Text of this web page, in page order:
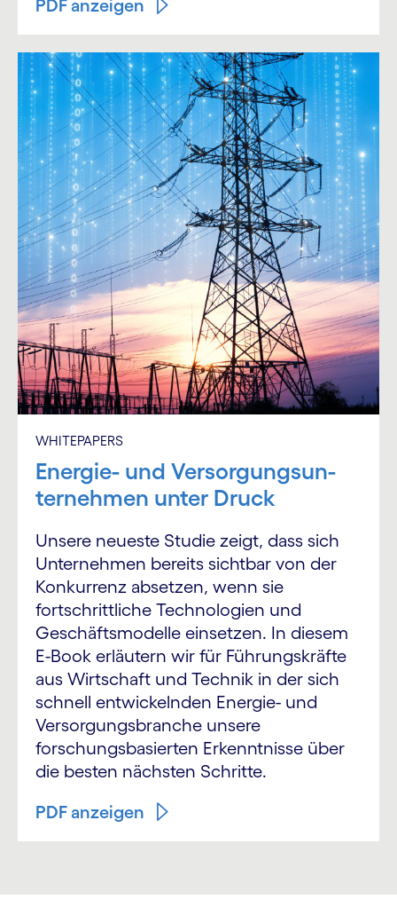
PDF anzeigen
WHITEPAPERS
Energie- und Ver­sor­gungs­un­
ter­neh­men unter Druck
Unsere neueste Studie zeigt, dass sich
Unternehmen bereits sichtbar von der
Konkurrenz absetzen, wenn sie
fortschrittliche Technologien und
Geschäftsmodelle einsetzen. In diesem
E-Book erläutern wir für Führungskräfte
aus Wirtschaft und Technik in der sich
schnell entwickelnden Energie- und
Versorgungsbranche unsere
forschungsbasierten Erkenntnisse über
die besten nächsten Schritte.
PDF anzeigen